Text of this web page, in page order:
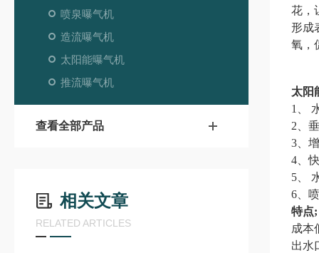
喷泉曝气机
造流曝气机
太阳能曝气机
推流曝气机
查看全部产品
相关文章
RELATED ARTICLES
花，
形成
氧，
太阳
1、
2、
3、
4、
5、
6、
特点;
成本
出水